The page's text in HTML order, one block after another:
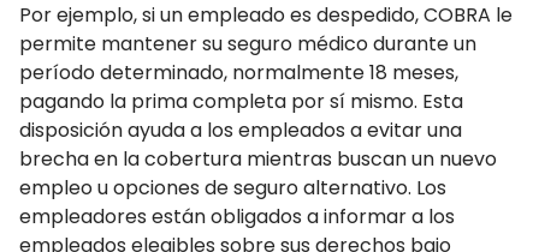
Por ejemplo, si un empleado es despedido, COBRA le
permite mantener su seguro médico durante un
período determinado, normalmente 18 meses,
pagando la prima completa por sí mismo. Esta
disposición ayuda a los empleados a evitar una
brecha en la cobertura mientras buscan un nuevo
empleo u opciones de seguro alternativo. Los
empleadores están obligados a informar a los
empleados elegibles sobre sus derechos bajo